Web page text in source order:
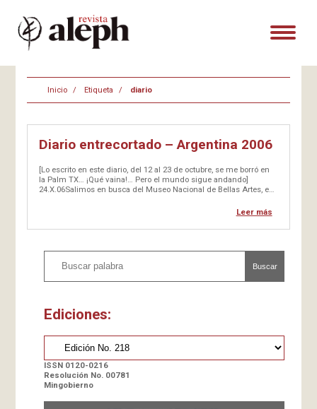
Inicio Etiqueta diario
Diario entrecortado – Argentina 2006
[Lo escrito en este diario, del 12 al 23 de octubre, se me borró en
la Palm TX… ¡Qué vaina!… Pero el mundo sigue andando]
24.X.06Salimos en busca del Museo Nacional de Bellas Artes, en
Leer más
Buscar
Ediciones:
ISSN 0120-0216
Resolución No. 00781
Mingobierno